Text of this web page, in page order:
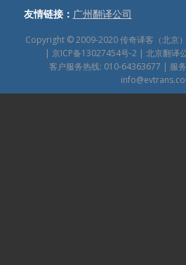
友情链接： 广州翻译公司
Copyright © 2009-2020传奇译客（北京
|京ICP备13027454号-2 | 北京翻译
客户服务热线: 010-64363677 | 服